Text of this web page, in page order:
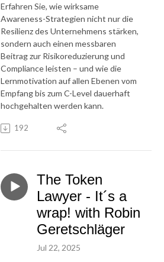
Erfahren Sie, wie wirksame
Awareness-Strategien nicht nur die
Resilienz des Unternehmens stärken,
sondern auch einen messbaren
Beitrag zur Risikoreduzierung und
Compliance leisten – und wie die
Lernmotivation auf allen Ebenen vom
Empfang bis zum C-Level dauerhaft
hochgehalten werden kann.
192
The Token
Lawyer - It´s a
wrap! with Robin
Geretschläger
Jul 22, 2025